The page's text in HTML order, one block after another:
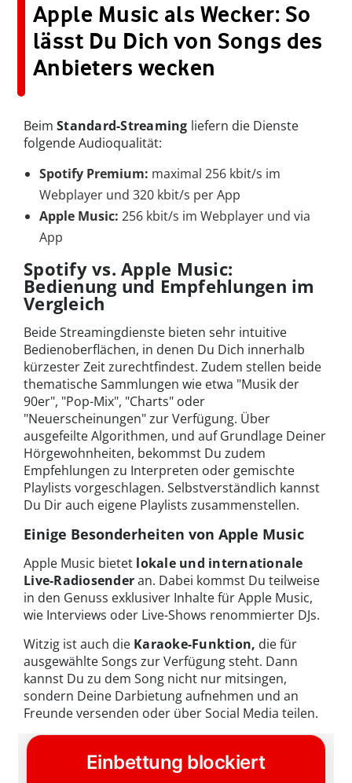
Apple Music als Wecker: So
lässt Du Dich von Songs des
Anbieters wecken
Beim Standard-Streaming liefern die Dienste
folgende Audioqualität:
Spotify Premium: maximal 256 kbit/s im
Webplayer und 320 kbit/s per App
Apple Music: 256 kbit/s im Webplayer und via
App
Spotify vs. Apple Music:
Bedienung und Empfehlungen im
Vergleich
Beide Streamingdienste bieten sehr intuitive
Bedienoberflächen, in denen Du Dich innerhalb
kürzester Zeit zurechtfindest. Zudem stellen beide
thematische Sammlungen wie etwa "Musik der
90er", "Pop-Mix", "Charts" oder
"Neuerscheinungen" zur Verfügung. Über
ausgefeilte Algorithmen, und auf Grundlage Deiner
Hörgewohnheiten, bekommst Du zudem
Empfehlungen zu Interpreten oder gemischte
Playlists vorgeschlagen. Selbstverständlich kannst
Du Dir auch eigene Playlists zusammenstellen.
Einige Besonderheiten von Apple Music
Apple Music bietet lokale und internationale
Live-Radiosenderan. Dabei kommst Du teilweise
in den Genuss exklusiver Inhalte für Apple Music,
wie Interviews oder Live-Shows renommierter DJs.
Witzig ist auch die Karaoke-Funktion, die für
ausgewählte Songs zur Verfügung steht. Dann
kannst Du zu dem Song nicht nur mitsingen,
sondern Deine Darbietung aufnehmen und an
Freunde versenden oder über Social Media teilen.